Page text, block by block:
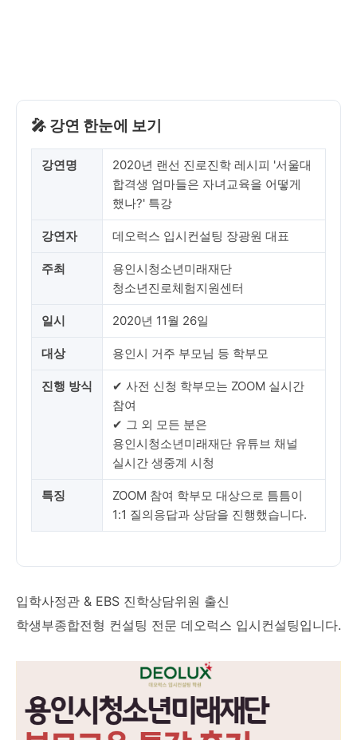
🎤 강연 한눈에 보기
강연명
2020년 랜선 진로진학 레시피 '서울대
합격생 엄마들은 자녀교육을 어떻게
했나?' 특강
강연자 데오럭스 입시컨설팅 장광원 대표
주최
용인시청소년미래재단
청소년진로체험지원센터
일시 2020년 11월 26일
대상 용인시 거주 부모님 등 학부모
진행 방식
✔ 사전 신청 학부모는 ZOOM 실시간
참여
✔ 그 외 모든 분은
용인시청소년미래재단 유튜브 채널
실시간 생중계 시청
특징
ZOOM 참여 학부모 대상으로 틈틈이
1:1 질의응답과 상담을 진행했습니다.
입학사정관 & EBS 진학상담위원 출신
학생부종합전형 컨설팅 전문 데오럭스 입시컨설팅입니다.